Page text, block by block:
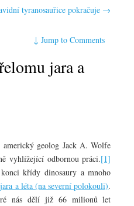
tyranosauřice pokračuje →
↓Jump to Comments
jara a
geolog Jack A. Wolfe
vyhlížející odbornou práci.[1]
křídy dinosaury a mnoho
a léta (na severní polokouli).
nás dělí již 66 milionů let